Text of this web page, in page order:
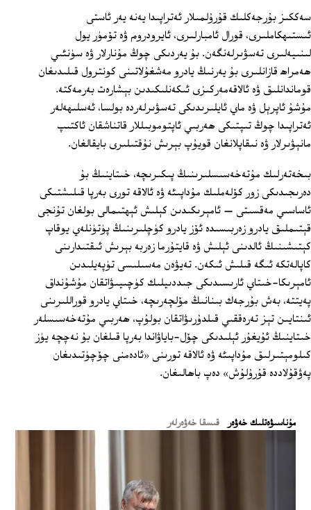
سەككىز بۇرجەكلىك قۇرۇلمىلار ئەتراپىدا يەنە يەر ئاستى
ئىستىھكاملىرى، قورال ئامبارلىرى، ئايرودروم ۋە تۆمۈر يول
لىنىيەلىرى تەسۋىرلەنگەن. بۇ يەردىكى چوڭ مۇنارلار ۋە سۈنئىي
ھەمراھ قازانلىرى بۇ يەرنىڭ يادرو مەشغۇلاتىنى كونترول قىلىدىغان
قوماندانلىق ۋە ئالاقەمەركىزى ئىكەنلىكىدىن بېشارەت بەرمەكتە.
مۇشۇ ئاپرېل ۋە ماي ئايلىرىدىكى تەسۋىرلەردە بولسا، ئەسلىھەلەر
ئەتراپىدا چوڭ تىپتىكى ھەربىي ئاپتوموبىللار قاتناشقان ئاكتىپ
مانېۋىرلار ۋە نىقاپلانغان قويۇپ بېرىش نۇقتىلىرى بايقالغان.
بىخەتەرلىك مۇتەخەسىسلىرىنىڭ پىكىرىچە، خىتاينىڭ بۇ
دەرىجىدىكى زور كۆلەملىك مۇداپىئە ۋە ئالاقە تورى بەرپا قىلىشتىكى
ئاساسىي مەقسىتى — ئامېرىكىدىن كېلىش ئېھتىمالى بولغان تۇنجى
قېتىملىق يادرو زەربىسىدە ئۆز يادرو كۈچلىرىنىڭ پۈتۈنلەي يوقاپ
كېتىشىنىڭ ئالدىنى ئېلىش ۋە قايتۇرما زەربە بېرىش ئىقتىدارىنى
كاپالەتكە ئىگە قىلىش ئىكەن. تەيۋەن مەسىلىسى تۈپەيلىدىن
ئامېرىكا-خىتاي ئارىسىدىكى جىددىيلىك كۈچىيىۋاتقان مۇشۇنداق
پەيتتە، بەش بۇرجەك بىنانىڭ مۆلچەرىچە، خىتاي يادرو قوراللىرىنى
ئىنتايىن تېز تەرەققىي قىلدۇرىۋاتقان بولۇپ، ھەربىي مۇتەخەسىسلەر
خىتاينىڭ ئۇيغۇر ئېلىدىكى چۆل-باياۋاندا بەرپا قىلغان بۇ نەچچە يۈز
كىلومېتىرلىق مۇداپىئە ۋە ئالاقە تورىنى «ئادەمنى چۆچۈتىدىغان
پەۋقۇلاددە قۇرۇلۇش» دەپ باھالىغان.
ﻣﯘﻧﺎﺳﯩﯟﻩﺗﻠﯩﻚ ﺧﻪﯞﻩﺭ قىسقا خەۋەرلەر